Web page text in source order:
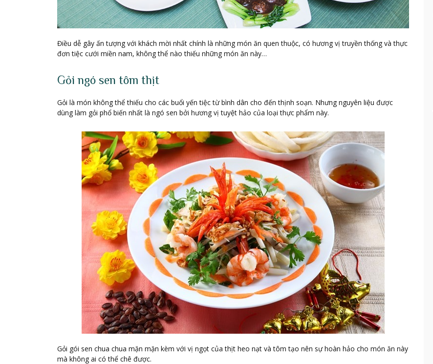
Điều dễ gây ấn tượng với khách mời nhất chính là những món ăn quen thuộc, có hương vị truyền thống và thực
đơn tiệc cưới miền nam, không thể nào thiếu những món ăn này…
Gỏi ngó sen tôm thịt
Gỏi là món không thể thiếu cho các buổi yến tiệc từ bình dân cho đến thịnh soạn. Nhưng nguyên liệu được
dùng làm gỏi phổ biến nhất là ngó sen bởi hương vị tuyệt hảo của loại thực phẩm này.
Gỏi gói sen chua chua mặn mặn kèm với vị ngọt của thịt heo nạt và tôm tạo nên sự hoàn hảo cho món ăn này
mà không ai có thể chê được.